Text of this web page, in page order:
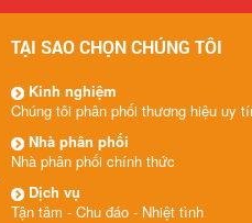
TẠI SAO CHỌN CHÚNG TÔI
Kinh nghiệm
Chúng tôi phân phối thương hiệu uy
Nhà phân phối
Nhà phân phối chính thức
Dịch vụ
Tận tâm - Chu đáo - Nhiệt tình